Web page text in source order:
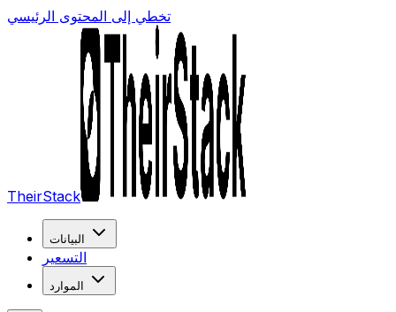
تخطي إلى المحتوى الرئيسي
TheirStack
البيانات
التسعير
الموارد